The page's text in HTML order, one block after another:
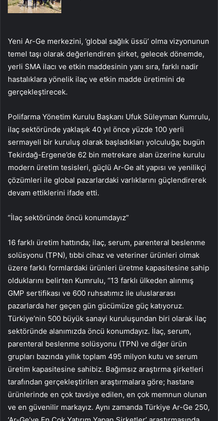
Yeni Ar-Ge merkezini, ’global sağlık üssü’ olma vizyonunun
temel taşı olarak değerlendiren şirket, gelecek dönemde,
yerli SMA ilacı ve etkin maddesinin yanı sıra, farklı nadir
hastalıklara yönelik ilaç ve etkin madde üretimini de
gerçekleştirecek.
Polifarma Yönetim Kurulu Başkanı Ufuk Süleyman Kumrulu,
ilaç sektöründe yaklaşık 40 yıl önce yüzde 100 yerli
sermayeli bir kuruluş olarak başladıkları yolculuğa; bugün
Tekirdağ-Ergene’de 62 bin metrekare alan üzerine kurulu
modern üretim tesisleri, güçlü Ar-Ge alt yapısı ve yenilikçi
çözümleri ile global pazarlardaki varlıklarını güçlendirerek
devam ettiklerini ifade etti.
“İlaç sektöründe öncü konumdayız”
16 farklı üretim hattında; ilaç, serum, parenteral beslenme
solüsyonu (TPN), tıbbi cihaz ve veteriner ürünleri olmak
üzere farklı formlardaki ürünleri üretme kapasitesine sahip
olduklarını belirten Kumrulu, “13 farklı ülkeden alınmış
GMP sertifikası ve 600 ruhsatımız ile uluslararası
pazarlarda her geçen gün gücümüze güç katıyoruz.
Türkiye’nin 500 büyük sanayi kuruluşundan biri olarak ilaç
sektöründe alanımızda öncü konumdayız. İlaç, serum,
parenteral beslenme solüsyonu (TPN) ve diğer ürün
grupları bazında yıllık toplam 495 milyon kutu ve serum
üretim kapasitesine sahibiz. Bağımsız araştırma şirketleri
tarafından gerçekleştirilen araştırmalara göre; hastane
ürünlerinde en çok tavsiye edilen, en çok memnun olunan
ve en güvenilir markayız. Aynı zamanda Türkiye Ar-Ge 250,